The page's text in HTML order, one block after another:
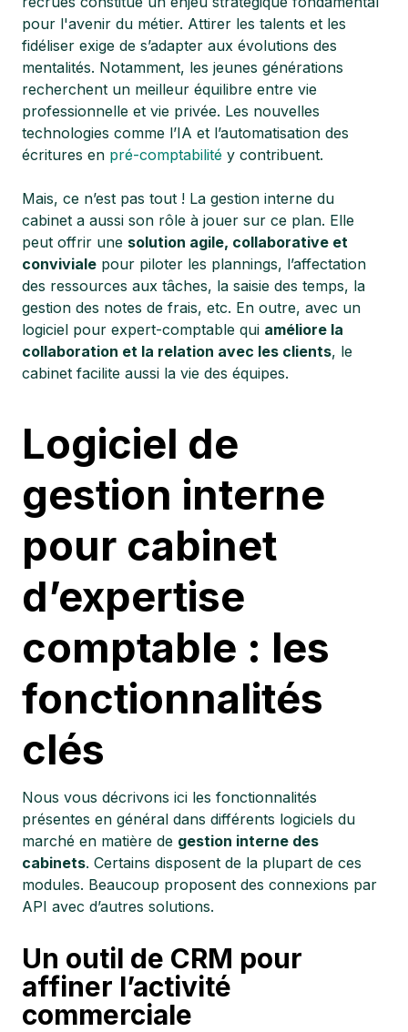
pour l'avenir du métier. Attirer les talents et les
fidéliser exige de s’adapter aux évolutions des
mentalités. Notamment, les jeunes générations
recherchent un meilleur équilibre entre vie
professionnelle et vie privée. Les nouvelles
technologies comme l’IA et l’automatisation des
écritures en pré-comptabilité y contribuent.
Mais, ce n’est pas tout ! La gestion interne du
cabinet a aussi son rôle à jouer sur ce plan. Elle
peut offrir une solution agile, collaborative et
conviviale pour piloter les plannings, l’affectation
des ressources aux tâches, la saisie des temps, la
gestion des notes de frais, etc. En outre, avec un
logiciel pour expert-comptable qui améliore la
collaboration et la relation avec les clients, le
cabinet facilite aussi la vie des équipes.
Logiciel de
gestion interne
pour cabinet
d’expertise
comptable : les
fonctionnalités
clés
Nous vous décrivons ici les fonctionnalités
présentes en général dans différents logiciels du
marché en matière de gestion interne des
cabinets. Certains disposent de la plupart de ces
modules. Beaucoup proposent des connexions par
API avec d’autres solutions.
Un outil de CRM pour
affiner l’activité
commerciale